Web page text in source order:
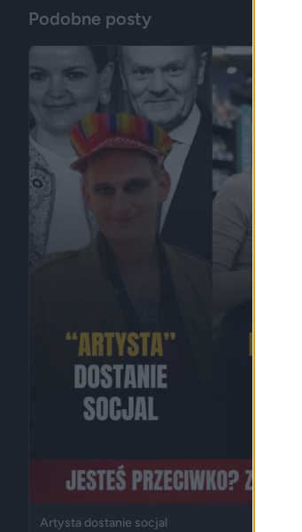
Podobne posty
Artysta dostanie socjal